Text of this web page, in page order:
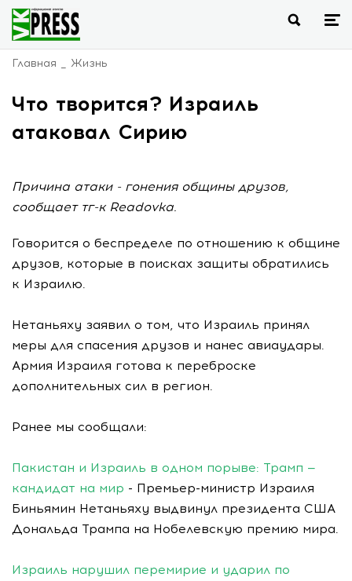
Главная Жизнь
Что творится? Израиль
атаковал Сирию
Причина атаки - гонения общины друзов,
сообщает тг-к Readovka.
Говорится о беспределе по отношению к общине
друзов, которые в поисках защиты обратились
к Израилю.
Нетаньяху заявил о том, что Израиль принял
меры для спасения друзов и нанес авиаудары.
Армия Израиля готова к переброске
дополнительных сил в регион.
Ранее мы сообщали:
Пакистан и Израиль в одном порыве: Трамп —
кандидат на мир - Премьер-министр Израиля
Биньямин Нетаньяху выдвинул президента США
Дональда Трампа на Нобелевскую премию мира.
Израиль нарушил перемирие и ударил по